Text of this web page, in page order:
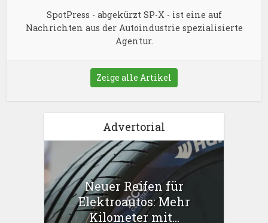
SpotPress - abgekürzt SP-X - ist eine auf
Nachrichten aus der Autoindustrie spezialisierte
Agentur.
Zeige alle Artikel
Advertorial
Neuer Reifen für
Elektroautos: Mehr
Kilometer mit...